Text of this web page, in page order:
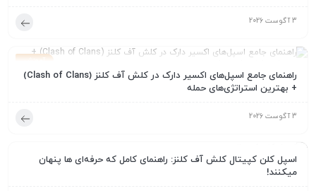
3 آگوست 2026
آموزش
راهنمای جامع اسپل‌های اکسیر دارک در کلش آف کلنز (Clash of Clans)
+ بهترین استراتژی‌های حمله
3 آگوست 2026
آموزشاسپل کلن کپیتال کلش آف کلنز: راهنمای کامل که حرفه‌ای‌ ها پنهان
میکنند!